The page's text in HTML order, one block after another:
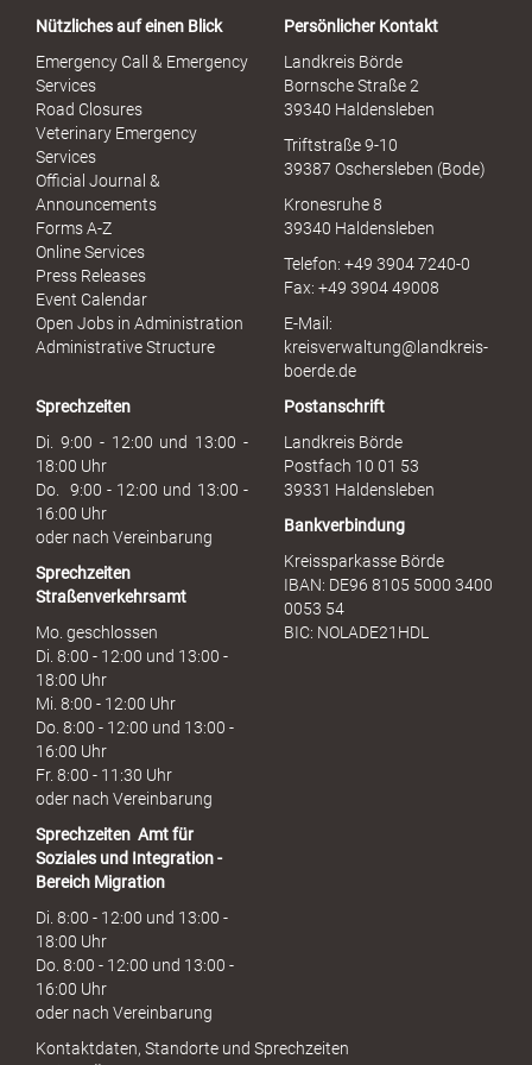
S
s
u
h
Nützliches auf einen Blick
Emergency Call & Emergency
Services
Road Closures
Veterinary Emergency
Services
Official Journal &
Announcements
Forms A-Z
Online Services
Press Releases
Event Calendar
Open Jobs in Administration
Administrative Structure
Persönlicher Kontakt
Landkreis Börde
Bornsche Straße 2
39340 Haldensleben
Triftstraße 9-10
39387 Oschersleben (Bode)
Kronesruhe 8
39340 Haldensleben
Telefon: +49 3904 7240-0
Fax: +49 3904 49008
E-Mail:
kreisverwaltung@landkreis-
boerde.de
Sprechzeiten
Di. 9:00 - 12:00 und 13:00 -
18:00 Uhr
Do. 9:00 - 12:00 und 13:00 -
16:00 Uhr
oder nach Vereinbarung
Sprechzeiten
Straßenverkehrsamt
Mo. geschlossen
Di. 8:00 - 12:00 und 13:00 -
18:00 Uhr
Mi. 8:00 - 12:00 Uhr
Do. 8:00 - 12:00 und 13:00 -
16:00 Uhr
Fr. 8:00 - 11:30 Uhr
oder nach Vereinbarung
Sprechzeiten Amt für
Soziales und Integration -
Bereich Migration
Di. 8:00 - 12:00 und 13:00 -
18:00 Uhr
Do. 8:00 - 12:00 und 13:00 -
16:00 Uhr
oder nach Vereinbarung
Postanschrift
Landkreis Börde
Postfach 10 01 53
39331 Haldensleben
Bankverbindung
Kreissparkasse Börde
IBAN: DE96 8105 5000 3400
0053 54
BIC: NOLADE21HDL
Kontaktdaten, Standorte und Sprechzeiten